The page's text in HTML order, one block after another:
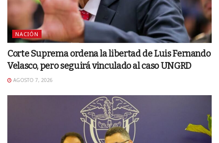
NACIÓN
Corte Suprema ordena la libertad de Luis Fernando
Velasco, pero seguirá vinculado al caso UNGRD
AGOSTO 7, 2026